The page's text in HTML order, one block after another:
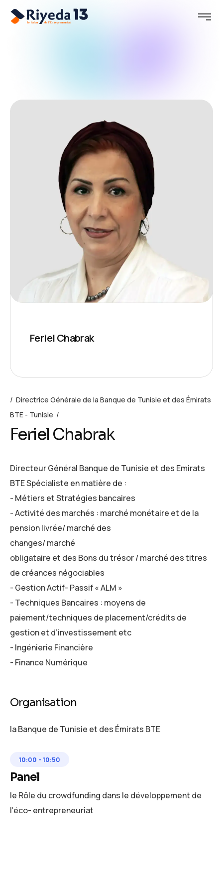
Feriel Chabrak
Directrice Générale de la Banque de Tunisie et des Émirats
BTE - Tunisie
Feriel Chabrak
Directeur Général Banque de Tunisie et des Emirats
BTE Spécialiste en matière de :
- Métiers et Stratégies bancaires
- Activité des marchés : marché monétaire et de la
pension livrée/ marché des
changes/ marché
obligataire et des Bons du trésor / marché des titres
de créances négociables
- Gestion Actif- Passif « ALM »
- Techniques Bancaires : moyens de
paiement/techniques de placement/crédits de
gestion et d’investissement etc
- Ingénierie Financière
- Finance Numérique
Organisation
la Banque de Tunisie et des Émirats BTE
10:00 - 10:50
Panel
le Rôle du crowdfunding dans le développement de
l'éco- entrepreneuriat